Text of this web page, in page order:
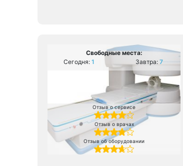
Свободные места:
Сегодня: 1 Завтра: 7
Отзыв о сервисе
Отзыв о врачах
Отзыв об оборудовании